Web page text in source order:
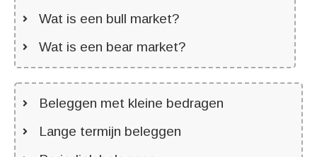
Wat is een bull market?
Wat is een bear market?
Beleggen met kleine bedragen
Lange termijn beleggen